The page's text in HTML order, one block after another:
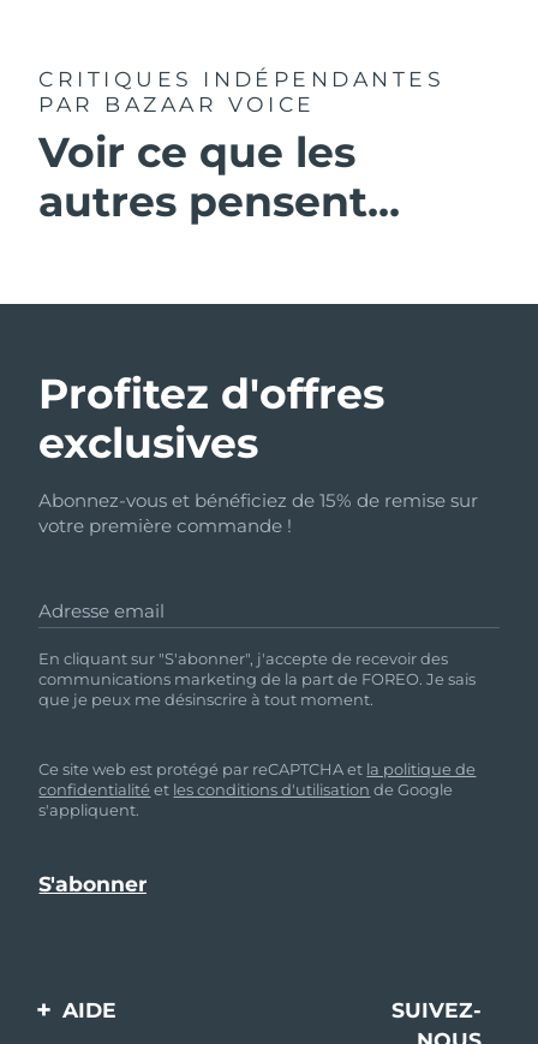
CRITIQUES INDÉPENDANTES
PAR BAZAAR VOICE
Voir ce que les
autres pensent...
Profitez d'offres
exclusives
Abonnez-vous et bénéficiez de 15% de remise sur
votre première commande !
Adresse email
En cliquant sur "S'abonner", j'accepte de recevoir des
communications marketing de la part de FOREO. Je sais
que je peux me désinscrire à tout moment.
Ce site web est protégé par reCAPTCHA et la politique de
confidentialité et les conditions d'utilisation de Google
s'appliquent.
AIDE
SUIVEZ-